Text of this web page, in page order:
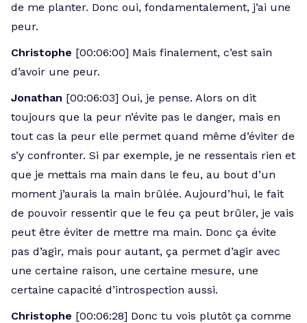
de me planter. Donc oui, fondamentalement, j’ai une
peur.
Christophe [00:06:00] Mais finalement, c’est sain
d’avoir une peur.
Jonathan [00:06:03] Oui, je pense. Alors on dit
toujours que la peur n’évite pas le danger, mais en
tout cas la peur elle permet quand même d’éviter de
s’y confronter. Si par exemple, je ne ressentais rien et
que je mettais ma main dans le feu, au bout d’un
moment j’aurais la main brûlée. Aujourd’hui, le fait
de pouvoir ressentir que le feu ça peut brûler, je vais
peut être éviter de mettre ma main. Donc ça évite
pas d’agir, mais pour autant, ça permet d’agir avec
une certaine raison, une certaine mesure, une
certaine capacité d’introspection aussi.
Christophe [00:06:28] Donc tu vois plutôt ça comme